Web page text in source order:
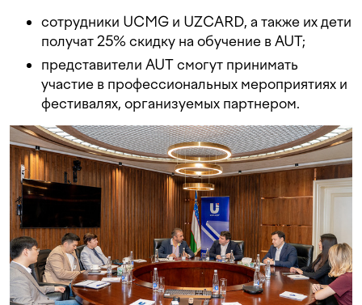
сотрудники UCMG и UZCARD, а также их дети
получат 25% скидку на обучение в AUT;
представители AUT смогут принимать
участие в профессиональных мероприятиях и
фестивалях, организуемых партнером.